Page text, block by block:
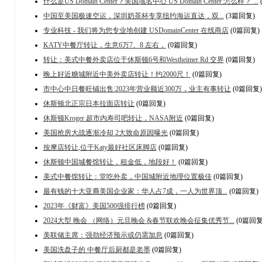
中国至美国极速空运，深圳奶茶杯专享纽约海运直达，双... (3篇回复)
专业科技 - 我们将为您专业地创建 USDomainCenter 在线商店(0篇回复)
KATY中餐厅转让，生意6万7、8 左右， (0篇回复)
转让：美式中餐外卖店位于休斯顿6号和Westheimer Rd 交界(0篇回复)
晚上好近糖城附近中美外卖店转让！约2000尺！ (0篇回复)
市中心中日餐旺铺出售:2023年营业额近300万，业主有事转让(0篇回复)
休斯顿北正宗日本拉面店转让(0篇回复)
休斯顿Kroger 超市内寿司吧转让，NASA附近 (0篇回复)
美国抢房大战逐渐冷却 2大致命原因曝光(0篇回复)
按摩店转让,位于Katy最好社区床脚店(0篇回复)
休斯顿中国城餐馆转让，租金低，地段好！ (0篇回复)
美式中餐馆转让：堂吃外卖，中国城附近地理位置极佳(0篇回复)
最有钱的十大亚裔美国企业家：华人占7成，一人为世界顶... (0篇回复)
2023年《财富》美国500强排行榜(0篇回复)
2024大型 晚会 （网络）元旦晚会 &春节联欢晚会征集优秀节... (0篇回
美联储主席：强劲经济预示或仍需加息 (0篇回复)
美国洗盘子的 中餐厅后厨都是老墨(0篇回复)